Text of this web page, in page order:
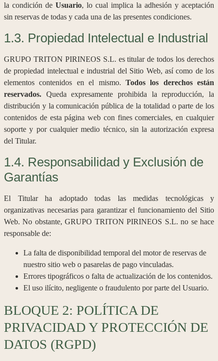
la condición de Usuario, lo cual implica la adhesión y aceptación
sin reservas de todas y cada una de las presentes condiciones.
1.3. Propiedad Intelectual e Industrial
GRUPO TRITON PIRINEOS S.L. es titular de todos los derechos
de propiedad intelectual e industrial del Sitio Web, así como de los
elementos contenidos en el mismo. Todos los derechos están
reservados. Queda expresamente prohibida la reproducción, la
distribución y la comunicación pública de la totalidad o parte de los
contenidos de esta página web con fines comerciales, en cualquier
soporte y por cualquier medio técnico, sin la autorización expresa
del Titular.
1.4. Responsabilidad y Exclusión de
Garantías
El Titular ha adoptado todas las medidas tecnológicas y
organizativas necesarias para garantizar el funcionamiento del Sitio
Web. No obstante, GRUPO TRITON PIRINEOS S.L. no se hace
responsable de:
La falta de disponibilidad temporal del motor de reservas de
nuestro sitio web o pasarelas de pago vinculadas.
Errores tipográficos o falta de actualización de los contenidos.
El uso ilícito, negligente o fraudulento por parte del Usuario.
BLOQUE 2: POLÍTICA DE
PRIVACIDAD Y PROTECCIÓN DE
DATOS (RGPD)